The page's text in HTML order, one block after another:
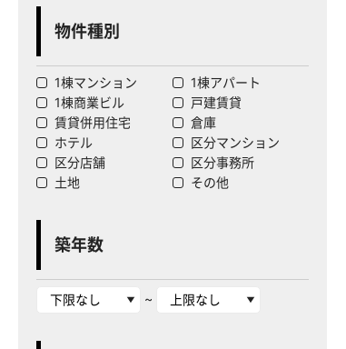
物件種別
1棟マンション
1棟アパート
1棟商業ビル
戸建賃貸
賃貸併用住宅
倉庫
ホテル
区分マンション
区分店舗
区分事務所
土地
その他
築年数
~